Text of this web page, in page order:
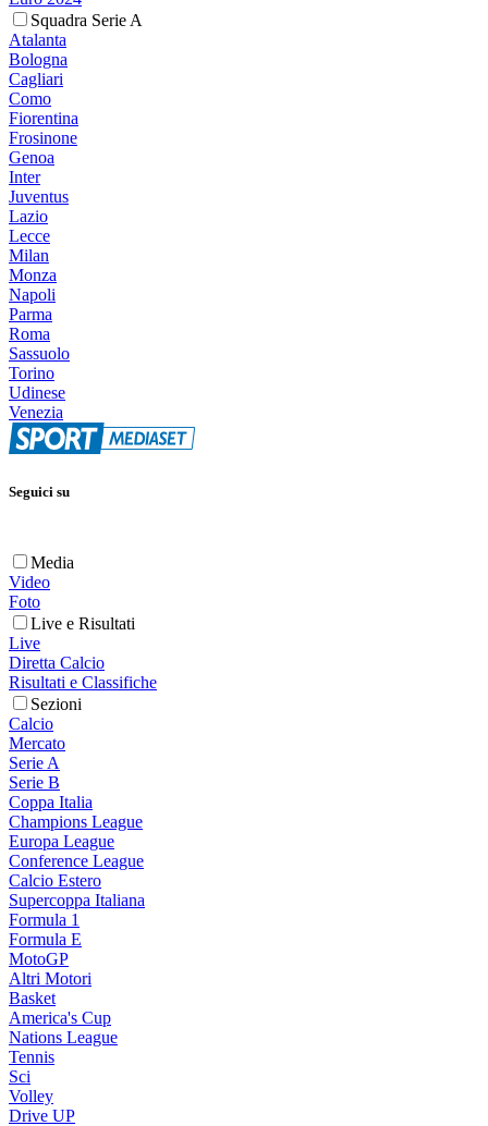
Squadra Serie A
Atalanta
Bologna
Cagliari
Como
Fiorentina
Frosinone
Genoa
Inter
Juventus
Lazio
Lecce
Milan
Monza
Napoli
Parma
Roma
Sassuolo
Torino
Udinese
Venezia
Seguici su
Media
Video
Foto
Live e Risultati
Live
Diretta Calcio
Risultati e Classifiche
Sezioni
Calcio
Mercato
Serie A
Serie B
Coppa Italia
Champions League
Europa League
Conference League
Calcio Estero
Supercoppa Italiana
Formula 1
Formula E
MotoGP
Altri Motori
Basket
America's Cup
Nations League
Tennis
Sci
Volley
Drive UP